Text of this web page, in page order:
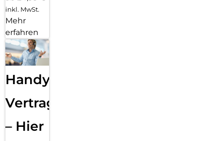
inkl. MwSt.
Mehr
erfahren
Handy
Vertragsabwicklung
– Hier